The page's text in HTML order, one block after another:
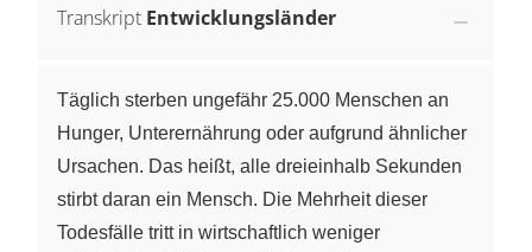
Transkript Entwicklungsländer
Täglich sterben ungefähr 25.000 Menschen an
Hunger, Unterernährung oder aufgrund ähnlicher
Ursachen. Das heißt, alle dreieinhalb Sekunden
stirbt daran ein Mensch. Die Mehrheit dieser
Todesfälle tritt in wirtschaftlich weniger